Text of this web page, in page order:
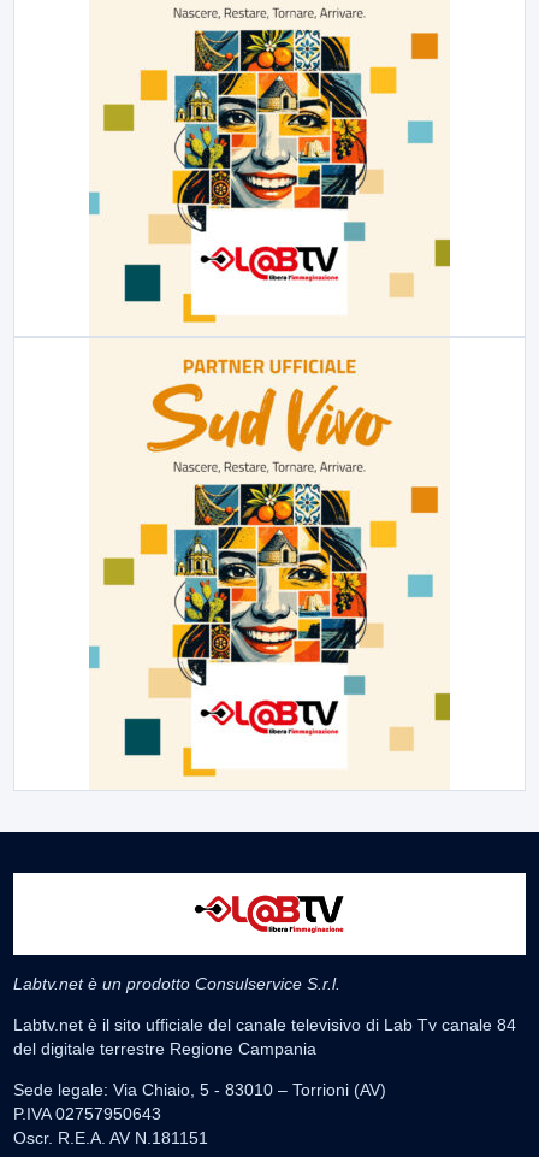
Labtv.net è un prodotto Consulservice S.r.l.
Labtv.net è il sito ufficiale del canale televisivo di Lab Tv canale 84
del digitale terrestre Regione Campania
Sede legale: Via Chiaio, 5 - 83010 – Torrioni (AV)
P.IVA 02757950643
Oscr. R.E.A. AV N.181151